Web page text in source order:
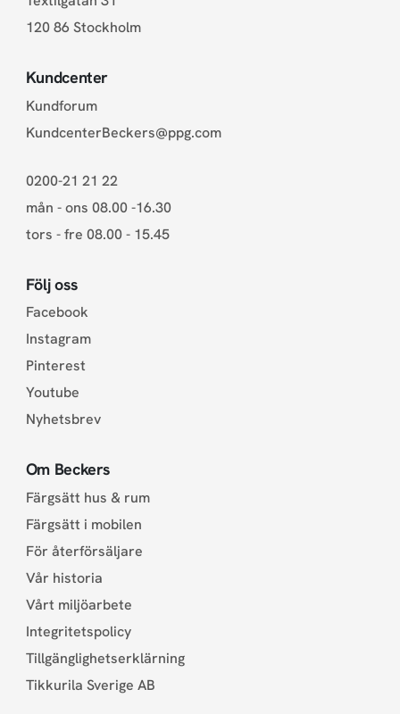
120 86 Stockholm
Kundcenter
Kundforum
KundcenterBeckers@ppg.com
0200-21 21 22
mån - ons 08.00 -16.30
tors - fre 08.00 - 15.45
Följ oss
Facebook
Instagram
Pinterest
Youtube
Nyhetsbrev
Om Beckers
Färgsätt hus & rum
Färgsätt i mobilen
För återförsäljare
Vår historia
Vårt miljöarbete
Integritetspolicy
Tillgänglighetserklärning
Tikkurila Sverige AB